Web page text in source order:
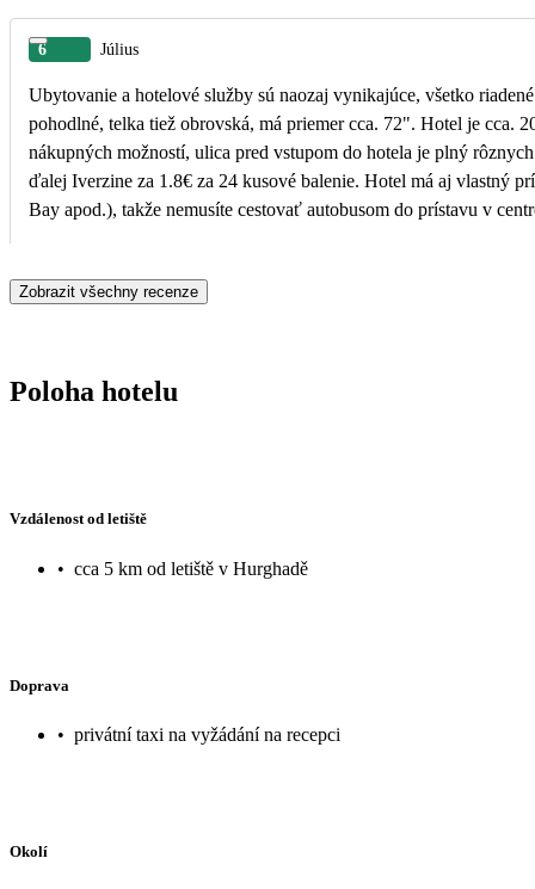
6 Július
Ubytovanie a hotelové služby sú naozaj vynikajúce, všetko
pohodlné, telka tiež obrovská, má priemer cca. 72". Hotel je cca.
nákupných možností, ulica pred vstupom do hotela je plný
ďalej Iverzine za 1.8€ za 24 kusové balenie. Hotel má aj vlastný
Bay apod.), takže nemusíte cestovať autobusom do prístavu v
kolesách bod krásnou zelenou vegetáciou. Stále boli voľné
Zobrazit všechny recenze
Poloha hotelu
Vzdálenost od letiště
• cca 5 km od letiště v Hurghadě
Doprava
• privátní taxi na vyžádání na recepci
Okolí